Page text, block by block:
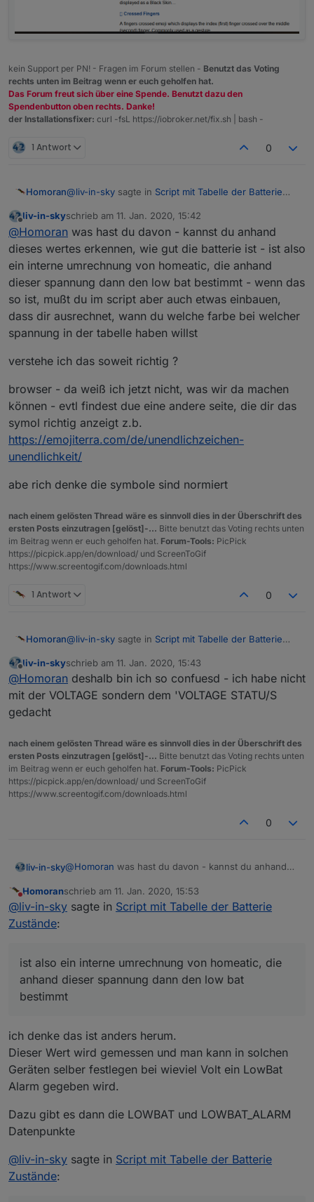
kein Support per PN! - Fragen im Forum stellen - Benutzt das Voting
rechts unten im Beitrag wenn er euch geholfen hat.
Das Forum freut sich über eine Spende. Benutzt dazu den
Spendenbutton oben rechts. Danke!
der Installationsfixer: curl -fsL https://iobroker.net/fix.sh | bash -
1 Antwort 0
Homoran@liv-in-sky sagte in Script mit Tabelle der Batterie
oder verstehe ich da was falsch - ich verstehe
gerade nicht, warum deine änderung ein andrs
ergebnis bringt
Wenn du den State OPERATING_VOLTAGE nimmst,
zeigt die Tabelle Werte in V an, siehe
https://forum.iobroker.net/topic/28789/script-mit-
tabelle-der-batterie-zustände/69
Offline
liv-in-skyschrieb am 11. Jan. 2020, 15:42
zuletzt editiert von
@Homoran was hast du davon - kannst du anhand
dieses wertes erkennen, wie gut die batterie ist - ist also
ein interne umrechnung von homeatic, die anhand
dieser spannung dann den low bat bestimmt - wenn das
so ist, mußt du im script aber auch etwas einbauen,
dass dir ausrechnet, wann du welche farbe bei welcher
spannung in der tabelle haben willst
verstehe ich das soweit richtig ?
browser - da weiß ich jetzt nicht, was wir da machen
können - evtl findest due eine andere seite, die dir das
symol richtig anzeigt z.b.
https://emojiterra.com/de/unendlichzeichen-
unendlichkeit/
abe rich denke die symbole sind normiert
nach einem gelösten Thread wäre es sinnvoll dies in der Überschrift des
ersten Posts einzutragen [gelöst]-... Bitte benutzt das Voting rechts unten
im Beitrag wenn er euch geholfen hat. Forum-Tools: PicPick
https://picpick.app/en/download/ und ScreenToGif
https://www.screentogif.com/downloads.html
1 Antwort 0
Homoran@liv-in-sky sagte in Script mit Tabelle der Batterie
ich kopier die einfach ins script und setze es in
anführungszeichen
Dann liegt es wohl an meinem Browser (BiitBox -
Offline
liv-in-skyschrieb am 11. Jan. 2020, 15:43
zuletzt editiert von
@Homoran deshalb bin ich so confuesd - ich habe nicht
mit der VOLTAGE sondern dem 'VOLTAGE STATU/S
gedacht
nach einem gelösten Thread wäre es sinnvoll dies in der Überschrift des
ersten Posts einzutragen [gelöst]-... Bitte benutzt das Voting rechts unten
im Beitrag wenn er euch geholfen hat. Forum-Tools: PicPick
https://picpick.app/en/download/ und ScreenToGif
https://www.screentogif.com/downloads.html
0
liv-in-sky@Homoran was hast du davon - kannst du anhand
also ein interne umrechnung von homeatic, die
anhand dieser spannung dann den low bat bestimmt
willst
verstehe ich das soweit richtig ?
https://emojiterra.com/de/unendlichzeichen-
unendlichkeit/
Nicht stören
Homoranschrieb am 11. Jan. 2020, 15:53
zuletzt editiert von
@liv-in-sky sagte in Script mit Tabelle der Batterie
Zustände:
ist also ein interne umrechnung von homeatic, die
anhand dieser spannung dann den low bat
bestimmt
ich denke das ist anders herum.
Dieser Wert wird gemessen und man kann in solchen
Geräten selber festlegen bei wieviel Volt ein LowBat
Alarm gegeben wird.
Dazu gibt es dann die LOWBAT und LOWBAT_ALARM
Datenpunkte
@liv-in-sky sagte in Script mit Tabelle der Batterie
Zustände: